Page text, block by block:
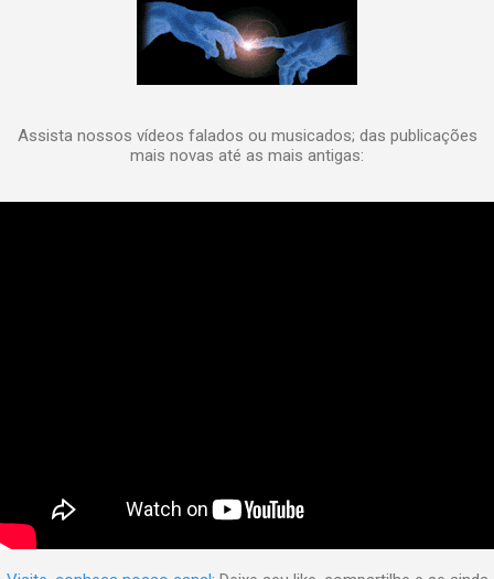
Assista nossos vídeos falados ou musicados; das publicações
mais novas até as mais antigas: